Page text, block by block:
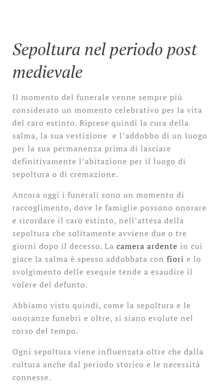
Sepoltura nel periodo post
medievale
Il momento del funerale venne sempre più
considerato un momento celebrativo per la vita
del caro estinto. Riprese quindi la cura della
salma, la sua vestizione e l’addobbo di un luogo
per la sua permanenza prima di lasciare
definitivamente l’abitazione per il luogo di
sepoltura o di cremazione.
Ancora oggi i funerali sono un momento di
raccoglimento, dove le famiglie possono onorare
e ricordare il caro estinto, nell’attesa della
sepoltura che solitamente avviene due o tre
giorni dopo il decesso. La camera ardente in cui
giace la salma è spesso addobbata con fiori e lo
svolgimento delle esequie tende a esaudire il
volere del defunto.
Abbiamo visto quindi, come la sepoltura e le
onoranze funebri e oltre, si siano evolute nel
corso del tempo.
Ogni sepoltura viene influenzata oltre che dalla
cultura anche dal periodo storico e le necessità
connesse.